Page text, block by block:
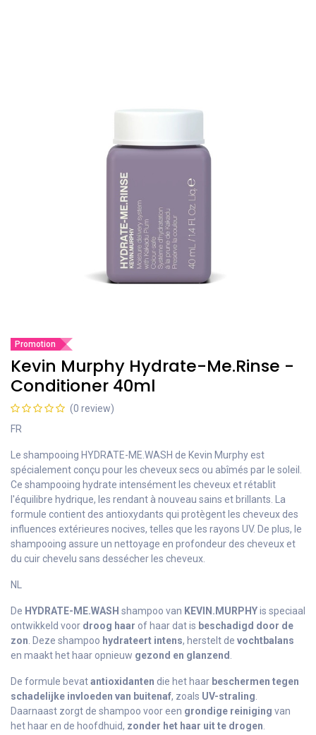
Promotion
Kevin Murphy Hydrate-Me.Rinse -
Conditioner 40ml
(0 review)
FR
Le shampooing HYDRATE-ME.WASH de Kevin Murphy est
spécialement conçu pour les cheveux secs ou abîmés par le soleil.
Ce shampooing hydrate intensément les cheveux et rétablit
l'équilibre hydrique, les rendant à nouveau sains et brillants. La
formule contient des antioxydants qui protègent les cheveux des
influences extérieures nocives, telles que les rayons UV. De plus, le
shampooing assure un nettoyage en profondeur des cheveux et
du cuir chevelu sans dessécher les cheveux.
NL
De HYDRATE-ME.WASH shampoo van KEVIN.MURPHYis speciaal
ontwikkeld voor droog haar of haar dat is beschadigd door de
zon . Deze shampoo hydrateert intens, herstelt de vochtbalans
en maakt het haar opnieuw gezond en glanzend
De formule bevatantioxidanten die het haar beschermen tegen
schadelijke invloeden van buitenaf, zoals UV-straling
Daarnaast zorgt de shampoo voor een grondige reiniging van
het haar en de hoofdhuid, zonder het haar uit te drogen